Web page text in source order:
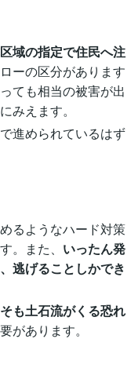
域の指定で住民へ注
ーの区分があります
ても相当の被害が出
みえます。
進められているはず
るようなハード対策
。また、 いったん発
逃げることしかでき
も土石流がくる恐れ
があります。